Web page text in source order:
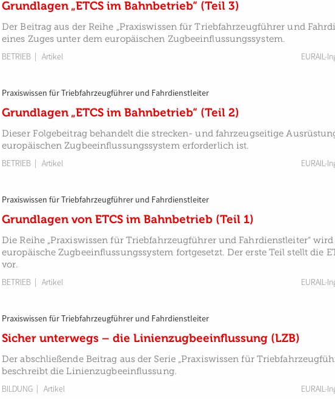
Grundlagen „ETCS im Bahnbetrieb“ (Teil 3)
Der Beitrag aus der Reihe „Praxiswissen für Triebfahrzeugführer und
eines Zuges unter dem europäischen Zugbeeinflussungssystem.
BETRIEB | Artikel EURAIL-
Praxiswissen für Triebfahrzeugführer und Fahrdienstleiter
Grundlagen „ETCS im Bahnbetrieb“ (Teil 2)
Dieser Folgebeitrag behandelt die strecken- und fahrzeugseitige
europäischen Zugbeeinflussungssystem erforderlich ist.
BETRIEB | Artikel EURAIL-
Praxiswissen für Triebfahrzeugführer und Fahrdienstleiter
Grundlagen von ETCS im Bahnbetrieb (Teil 1)
Die Reihe „Praxiswissen für Triebfahrzeugführer und Fahrdienstleiter“
europäische Zugbeeinflussungssystem fortgesetzt. Der erste Teil stellt die
vor.
BETRIEB | Artikel EURAIL-
Praxiswissen für Triebfahrzeugführer und Fahrdienstleiter
Sicher unterwegs – die Linienzugbeeinflussung (LZB)
Der abschließende Beitrag aus der Serie „Praxiswissen für
beschreibt die Linienzugbeeinflussung.
BILDUNG | Artikel EURAIL-